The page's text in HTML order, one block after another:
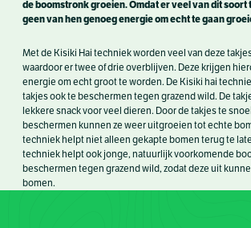
de boomstronk groeien. Omdat er veel van dit soort
geen van hen genoeg energie om echt te gaan
Met de Kisiki Hai techniek worden veel van deze
waardoor er twee of drie overblijven. Deze krijgen
energie om echt groot te worden. De Kisiki hai
takjes ook te beschermen tegen grazend wild. De
lekkere snack voor veel dieren. Door de takjes te
beschermen kunnen ze weer uitgroeien tot echte
techniek helpt niet alleen gekapte bomen terug te
techniek helpt ook jonge, natuurlijk voorkomende
beschermen tegen grazend wild, zodat deze uit
bomen.